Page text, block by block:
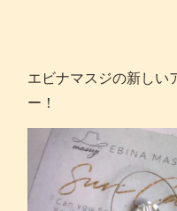
エビナマスジの新しい
ー！